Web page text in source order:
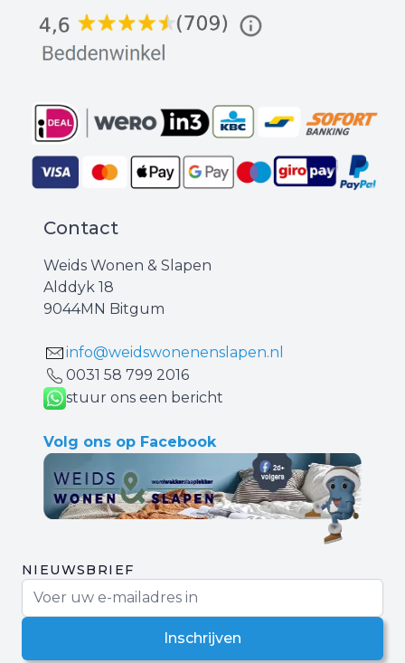
Contact
Weids Wonen & Slapen
Alddyk 18
9044MN Bitgum
info@weidswonenenslapen.nl
0031 ‪58 799 2016‬
stuur ons een bericht
Volg ons op Facebook
NIEUWSBRIEF
Inschrijven